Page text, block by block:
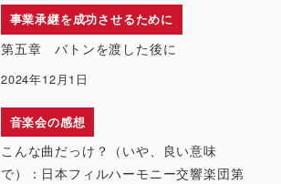
事業承継を成功させるために
第五章 バトンを渡した後に
2024年12月1日
音楽会の感想
こんな曲だっけ？（いや、良い意味
で）：日本フィルハーモニー交響楽団第